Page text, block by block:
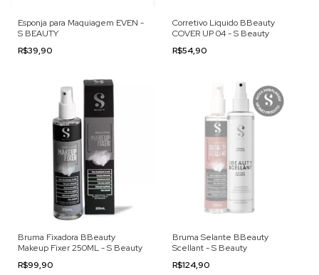
Esponja para Maquiagem EVEN -
S BEAUTY
R$39,90
Corretivo Liquido BBeauty
COVER UP 04 - S Beauty
R$54,90
Bruma Fixadora BBeauty
Makeup Fixer 250ML - S Beauty
R$99,90
Bruma Selante BBeauty
Scellant - S Beauty
R$124,90